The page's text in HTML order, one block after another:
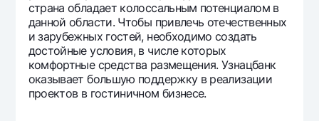
страна обладает колоссальным потенциалом в
данной области. Чтобы привлечь отечественных
и зарубежных гостей, необходимо создать
достойные условия, в числе которых
комфортные средства размещения. Узнацбанк
оказывает большую поддержку в реализации
проектов в гостиничном бизнесе.